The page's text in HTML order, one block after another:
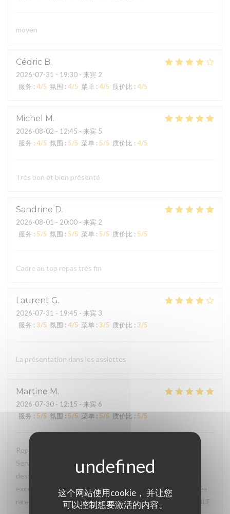
这个网站使用cookie， 并让您
可以控制想要激活的内容。
moyen
Cédric B
2026-07-31 - 19:30 - 来宾 2
服务 : 4/5 氛围 : 4/5 菜单 : 4/5 质价比 : 4/5
Michel M
2026-08-02 - 12:45 - 来宾 5
服务 : 4/5 氛围 : 5/5 菜单 : 5/5 质价比 : 4/5
Très bon et bien présenté
Sandrine D
2026-08-01 - 20:00 - 来宾 2
服务 : 5/5 氛围 : 5/5 菜单 : 5/5 质价比 : 5/5
Cadre au top repas très fin
Laurent G
2026-07-31 - 19:45 - 来宾 3
服务 : 3/5 氛围 :4/5 菜单 :3/5 质价比 : 3/5
La présentation dans les assiettes
Martine M
2026-07-30 - 12:15 - 来宾 6
服务 : 5/5 氛围 : 5/5 菜单 : 5/5 质价比 : 5/5
Repas du jour excellent, très bon rapport qualité / prix.
Service à l'assiette super bien présentée de l'entrée au
dessert. Déjeuner en terrasse très agréable, service
excellent, à souligner serviettes de table en tissu (c'est très
rare de nos jours pour un menu du jour) TRES BONNE TABLE